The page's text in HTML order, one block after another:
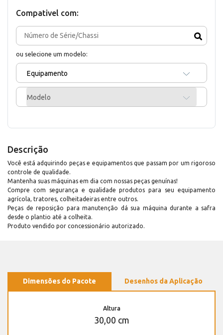
Compativel com:
ou selecione um modelo:
Equipamento
Modelo
Descrição
Você está adquirindo peças e equipamentos que passam por um rigoroso
controle de qualidade.
Mantenha suas máquinas em dia com nossas peças genuínas!
Compre com segurança e qualidade produtos para seu equipamento
agrícola, tratores, colheitadeiras entre outros.
Peças de reposição para manutenção dá sua máquina durante a safra
desde o plantio até a colheita.
Produto vendido por concessionário autorizado.
Dimensões do Pacote Desenhos da Aplicação
Altura
30,00 cm